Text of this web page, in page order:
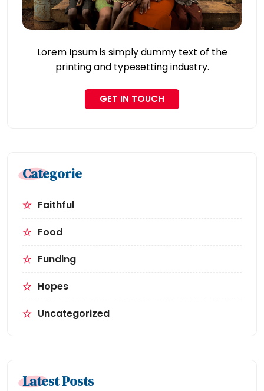
Lorem Ipsum is simply dummy text of the
printing and typesetting industry.
GET IN TOUCH
Categorie
Faithful
Food
Funding
Hopes
Uncategorized
Latest Posts